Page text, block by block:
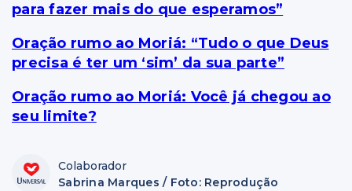
para fazer mais do que esperamos”
Oração rumo ao Moriá: “Tudo o que Deus
precisa é ter um ‘sim’ da sua parte”
Oração rumo ao Moriá: Você já chegou ao
seu limite?
Colaborador
Sabrina Marques / Foto: Reprodução